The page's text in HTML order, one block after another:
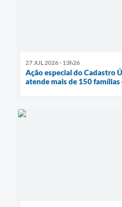
27 JUL 2026 - 13h26
Ação especial do Cadastro
atende mais de 150 famílias